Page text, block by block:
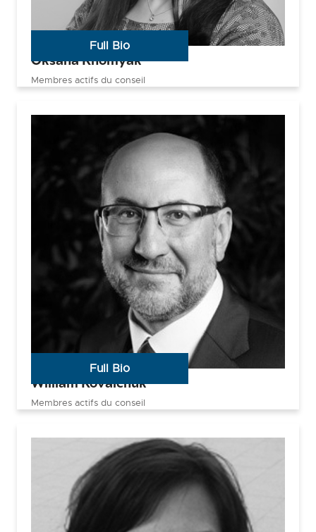
Oksana Khomyak
Membres actifs du conseil
Full Bio
William Kovalchuk
Membres actifs du conseil
Full Bio